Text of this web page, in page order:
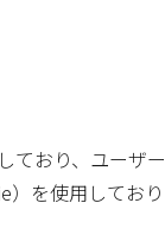
ており、ユーザー
）を使用しており